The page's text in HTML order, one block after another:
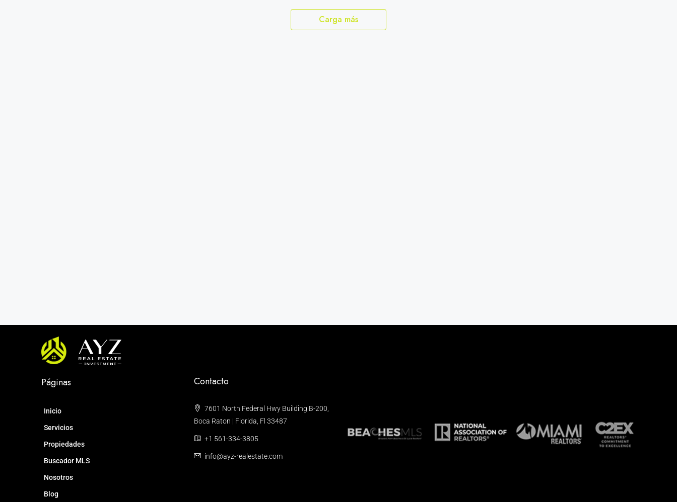
Carga más
Páginas
Inicio
Servicios
Propiedades
Buscador MLS
Nosotros
Blog
Contacto
7601 North Federal Hwy Building B-200,
Boca Raton | Florida, Fl 33487
+1 561-334-3805
info@ayz-realestate.com